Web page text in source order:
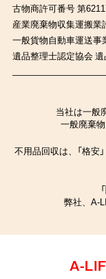
古物商許可番号 第
産業廃棄物収集運搬業
一般貨物自動車運送事
遺品整理士認定協会
当社は一般
一般廃棄
不用品回収は、「格安
弊社、A-
A-